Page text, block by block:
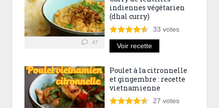
47
indiennes végétarien
(dhal curry)
33 votes
Voir recette
Poulet à la citronnelle
et gingembre : recette
vietnamienne
27 votes